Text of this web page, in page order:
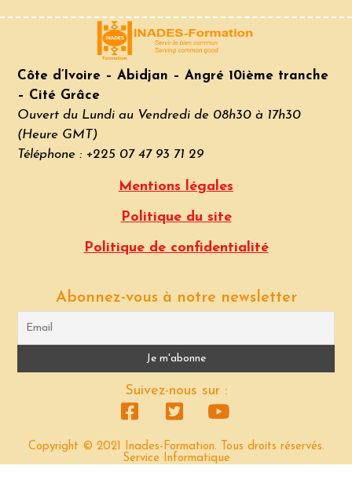
Côte d’Ivoire – Abidjan – Angré 10ième tranche
– Cité Grâce
Ouvert du Lundi au Vendredi de 08h30 à 17h30
(Heure GMT)
Téléphone : +225 07 47 93 71 29
Mentions légales
Politique du site
Politique de confidentialité
Abonnez-vous à notre newsletter
Suivez-nous sur :
Copyright © 2021 Inades-Formation. Tous droits réservés.
Service Informatique